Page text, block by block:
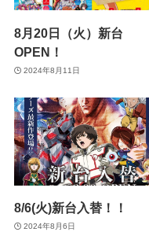
8月20日（火）新台
OPEN！
2024年8月11日
8/6(火)新台入替！！
2024年8月6日